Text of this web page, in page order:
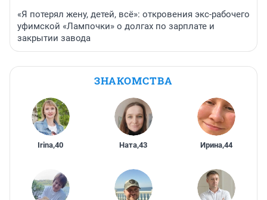
«Я потерял жену, детей, всё»: откровения экс-рабочего
уфимской «Лампочки» о долгах по зарплате и
закрытии завода
ЗНАКОМСТВА
Irina,40 Ната,43 Ирина,44